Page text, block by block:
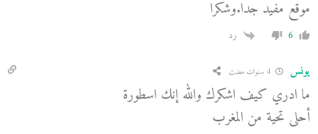
موقع مفيد جدا.وشكرا
6 رد
يونس
ما ادري كيف اشكرك والله إنك اسطورة
أحلى تحية من المغرب